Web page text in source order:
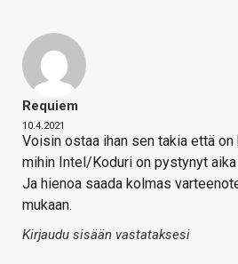
Requiem
10.4.2021
Voisin ostaa ihan sen takia että on
mihin Intel/Koduri on pystynyt
Ja hienoa saada kolmas
mukaan.
Kirjaudu sisään vastataksesi